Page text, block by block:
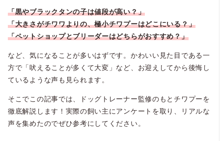
「黒やブラックタンの子は値段が高い？」
「大きさがチワワよりの、極小チワプーはどこにいる？」
「ペットショップとブリーダーはどちらがおすすめ？」
など、気になることが多いはずです。かわいい見た目である一
方で「吠えることが多くて大変」など、お迎えしてから後悔し
ているような声も見られます。
そこでこの記事では、ドッグトレーナー監修のもとチワプーを
徹底解説します！実際の飼い主にアンケートを取り、リアルな
声を集めたのでぜひ参考にしてください。